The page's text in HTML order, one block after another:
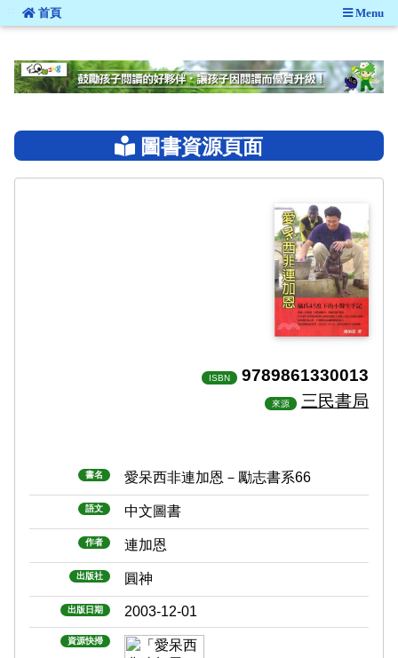
::: 首頁 Menu
圖書資源頁面
ISBN 9789861330013
來源 三民書局
書名 愛呆西非連加恩－勵志書系66
語文 中文圖書
作者 連加恩
出版社 圓神
出版日期 2003-12-01
資源快掃